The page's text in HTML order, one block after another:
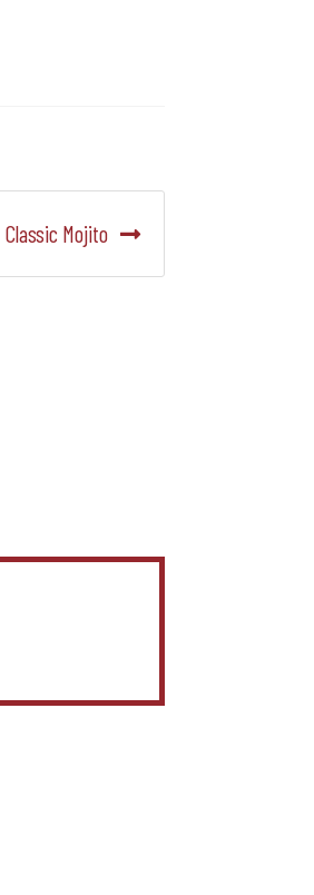
Siguiente:
Classic Mojito